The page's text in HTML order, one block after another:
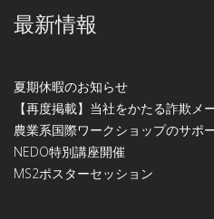
最新情報
夏期休暇のお知らせ
【再度掲載】当社をかたる詐欺メ
農業系国際ワークショップのサポ
NEDO特別講座開催
МS2ポスターセッション